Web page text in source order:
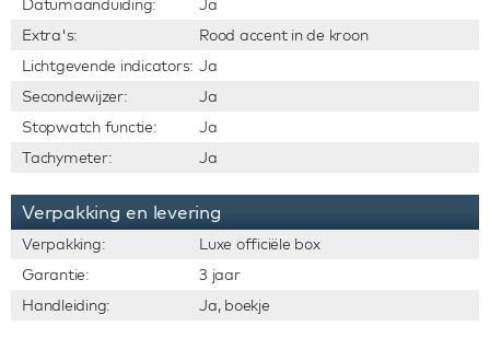
Datumaanduiding:
Ja
Extra's:
Rood accent in de kroon
Lichtgevende indicators: Ja
Secondewijzer:
Ja
Stopwatch functie:
Ja
Tachymeter:
Ja
Verpakking en levering
Verpakking:
Luxe officiële box
Garantie:
3 jaar
Handleiding:
Ja, boekje